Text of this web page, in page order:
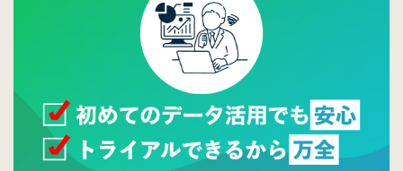
Facebookページを開設しました。詳細は
ら。
ウレコンサイトリリースしました。